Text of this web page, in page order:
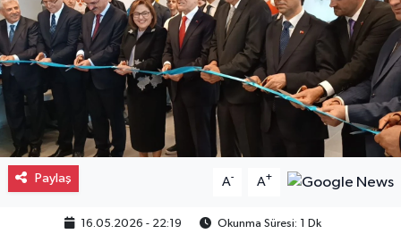
Paylaş A- A+
16.05.2026 - 22:19 Okunma Süresi: 1 Dk
Spor